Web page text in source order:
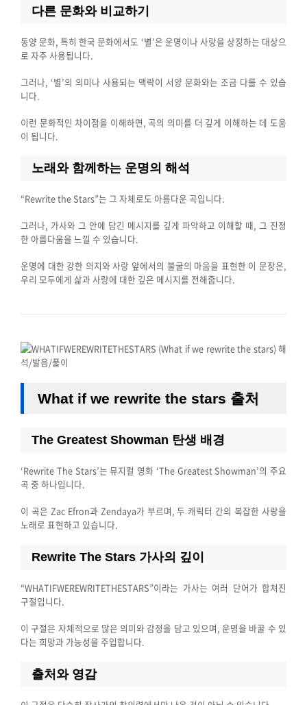
다른 문화와 비교하기
동양 문화, 특히 한국 문화에서도 ‘별’은 운명이나 사랑을 상징하는 대상으
로 자주 사용됩니다.
그러나, ‘별’의 의미나 사용되는 맥락이 서양 문화와는 조금 다를 수 있습
니다.
이런 문화적인 차이점을 이해하면, 곡의 의미를 더 깊게 이해하는 데 도움
이 됩니다.
노래와 함께하는 운명의 해석
“Rewrite the Stars”는 그 자체로도 아름다운 곡입니다.
그러나, 가사와 그 안에 담긴 메시지를 깊게 파악하고 이해할 때, 그 진정
한 아름다움을 느낄 수 있습니다.
운명에 대한 강한 의지와 사랑 앞에서의 불굴의 마음을 표현한 이 문장은,
우리 모두에게 삶과 사랑에 대한 깊은 메시지를 전해줍니다.
What if we rewrite the stars 출처
The Greatest Showman 탄생 배경
‘Rewrite The Stars’는 뮤지컬 영화 ‘The Greatest Showman’의 주요
곡 중 하나입니다.
이 곡은 Zac Efron과 Zendaya가 부르며, 두 캐릭터 간의 복잡한 사랑을
노래로 표현하고 있습니다.
Rewrite The Stars 가사의 깊이
“WHATIFWEREWRITETHESTARS”이라는 가사는 여러 단어가 합쳐진
구절입니다.
이 구절은 자체적으로 많은 의미와 감정을 담고 있으며, 운명을 바꿀 수 있
다는 희망과 가능성을 주입합니다.
출처와 영감